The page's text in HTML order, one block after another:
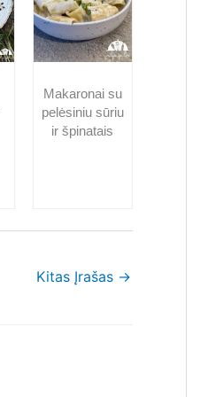
Makaronai su
pelėsiniu sūriu
ir špinatais
Kitas Įrašas →